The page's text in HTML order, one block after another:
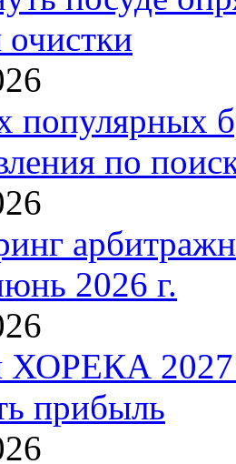
популярных
по
2026 г.
ХОРЕКА 2027:
прибыль